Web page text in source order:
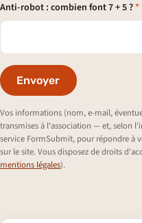
Anti-robot : combien font7 + 5?*
Envoyer
Vos informations (nom, e-mail,
transmises à l'association — et, selon
service FormSubmit, pour répondre à
sur le site. Vous disposez de droits
mentions légales).